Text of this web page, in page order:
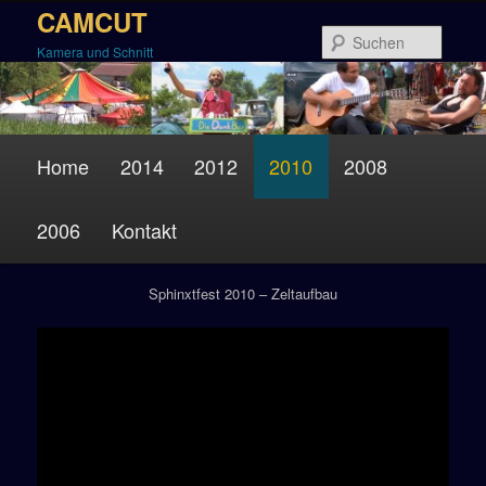
wechseln
CAMCUT
Kamera und Schnitt
Home 2014 2012 2010 2008
2006 Kontakt
Sphinxtfest 2010 – Zeltaufbau